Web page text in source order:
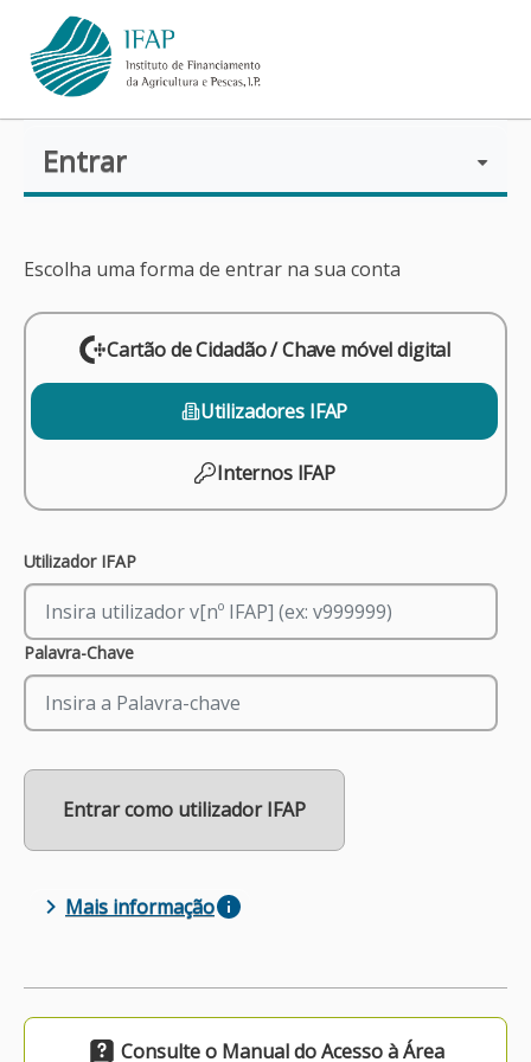
O IFAP
INFORMAÇÕES
PAGAMENTOS
APOIO AO BENEFICIÁRIO
Entrar / Registar
Entrar
Escolha uma forma de entrar na sua conta
Cartão de Cidadão / Chave móvel digital
Utilizadores IFAP
Internos IFAP
Sign In
Utilizador IFAP
Palavra-Chave
Entrar como utilizador IFAP
Mais informação
Consulte o Manual do Acesso à Área